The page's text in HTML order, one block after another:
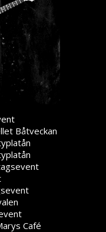
Båtveckan
Café